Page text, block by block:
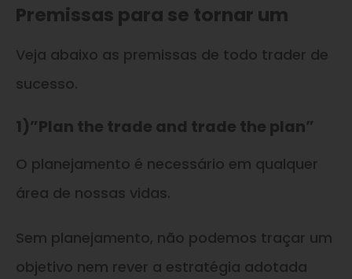
Premissas para se tornar um
Veja abaixo as premissas de todo trader de
sucesso.
1)”Plan the trade and trade the plan”
O planejamento é necessário em qualquer
área de nossas vidas.
Sem planejamento, não podemos traçar um
objetivo nem rever a estratégia adotada